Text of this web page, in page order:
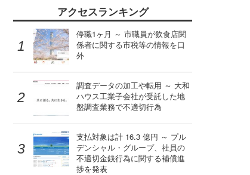
アクセスランキング
停職1ヶ月 ～ 市職員が飲食店関
係者に関する市税等の情報を口
外
調査データの加工や転用 ～ 大和
ハウス工業子会社が受託した地
盤調査業務で不適切行為
支払対象は計 16.3 億円 ～ プル
デンシャル・グループ、社員の
不適切金銭行為に関する補償進
捗を発表